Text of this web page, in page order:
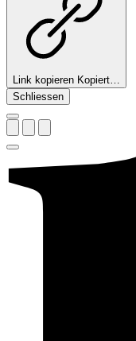
Link kopieren Kopiert…
Schliessen